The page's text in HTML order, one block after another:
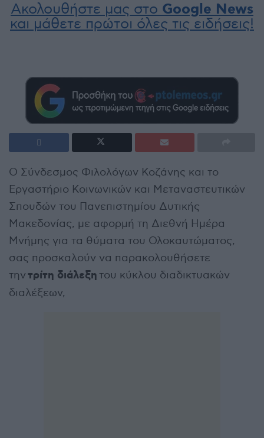
Ακολουθήστε μας στο Google News
και μάθετε πρώτοι όλες τις ειδήσεις!
Ο Σύνδεσμος Φιλολόγων Κοζάνης και το
Εργαστήριο Κοινωνικών και Μεταναστευτικών
Σπουδών του Πανεπιστημίου Δυτικής
Μακεδονίας, με αφορμή τη Διεθνή Ημέρα
Μνήμης για τα θύματα του Ολοκαυτώματος,
σας προσκαλούν να παρακολουθήσετε
τηντρίτη διάλεξητου κύκλου διαδικτυακών
διαλέξεων,